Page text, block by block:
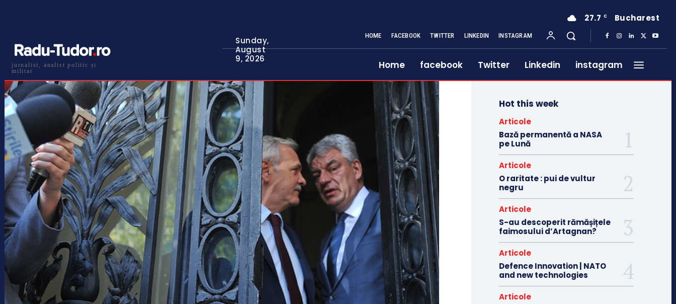
jurnalist, analist politic și
militar
Sunday,
August
9, 2026
27.7 C Bucharest
HOME FACEBOOK TWITTER LINKEDIN INSTAGRAM
Home facebook Twitter Linkedin instagram
Hot this week
Articole
Bază permanentă a NASA
pe Lună
Articole
O raritate : pui de vultur
negru
Articole
S-au descoperit rămășițele
faimosului d’Artagnan?
Articole
Defence Innovation | NATO
and new technologies
Articole